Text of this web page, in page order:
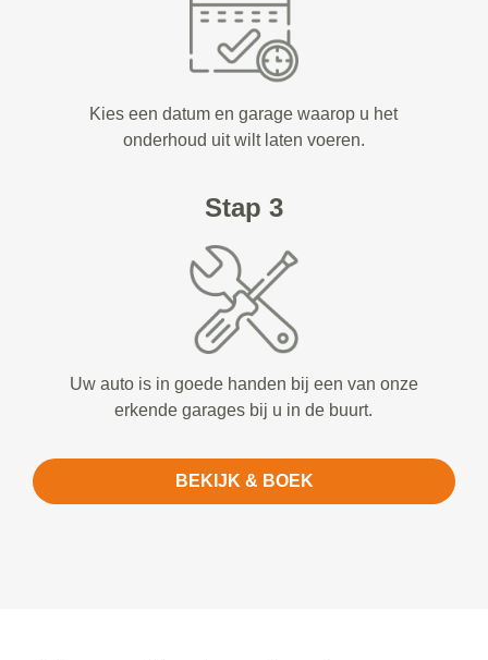
Kies een datum en garage waarop u het
onderhoud uit wilt laten voeren.
Stap 3
Uw auto is in goede handen bij een van onze
erkende garages bij u in de buurt.
BEKIJK & BOEK